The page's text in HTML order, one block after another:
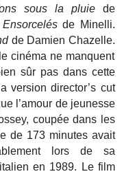
sous la pluiede
Ensorcelésde Minelli.
de Damien Chazelle.
cinéma ne manquent
sûr pas dans cette
version director’s cut
l’amour de jeunesse
coupée dans les
de 173 minutes avait
lors de sa
en 1989. Le film